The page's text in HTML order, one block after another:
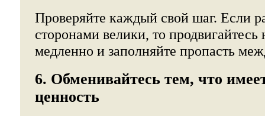
Проверяйте каждый свой шаг. Если
сторонами велики, то продвигайтесь
медленно и заполняйте пропасть
6. Обменивайтесь тем, что
ценность